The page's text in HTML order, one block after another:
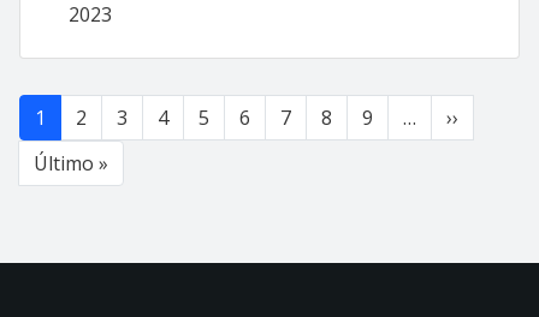
2023
Paginación
1 2 3 4 5 6 7 8 9 … ››
Último »